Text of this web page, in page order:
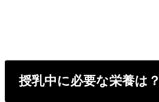
授乳中に必要な栄養は？